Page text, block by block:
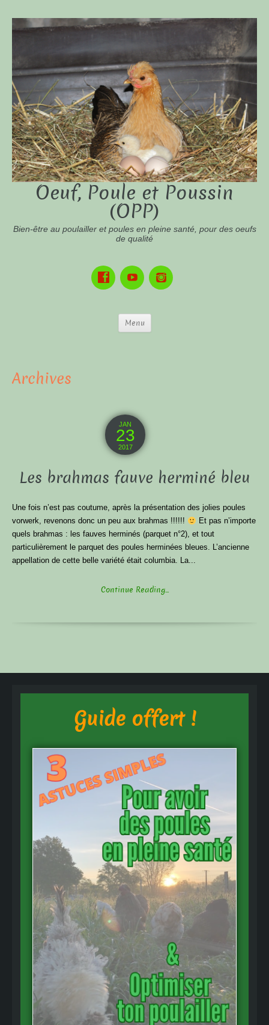
Oeuf, Poule et Poussin
(OPP)
Bien-être au poulailler et poules en pleine santé, pour des oeufs
de qualité
Menu
Archives
JAN
23
2017
Les brahmas fauve herminé bleu
Une fois n’est pas coutume, après la présentation des jolies poules
vorwerk, revenons donc un peu aux brahmas !!!!!!
Et pas n’importe
quels brahmas : les fauves herminés (parquet n°2), et tout
particulièrement le parquet des poules herminées bleues. L’ancienne
appellation de cette belle variété était columbia. La...
Continue Reading...
Guide offert !